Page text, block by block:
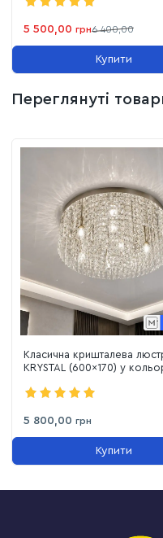
5 500,00 грн6 400,00
Купити
Переглянуті
Класична кришталева
KRYSTAL (600x170) у
5 800,00 грн
Купити